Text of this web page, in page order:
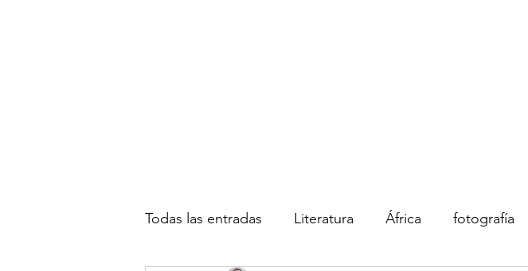
Todas las entradas Literatura África fotografía